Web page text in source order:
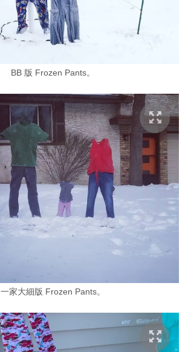
BB 版 Frozen Pants。
一家大細版 Frozen Pants。